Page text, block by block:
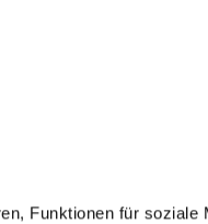
Funktionen für soziale